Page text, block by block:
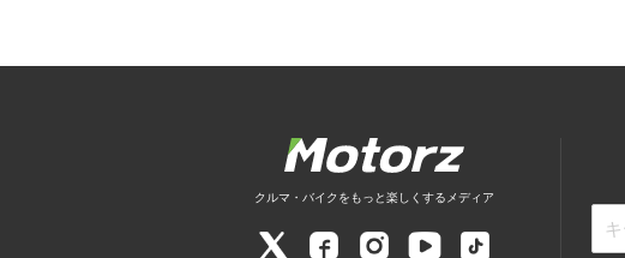
クルマ・バイクをもっと楽しくするメディア